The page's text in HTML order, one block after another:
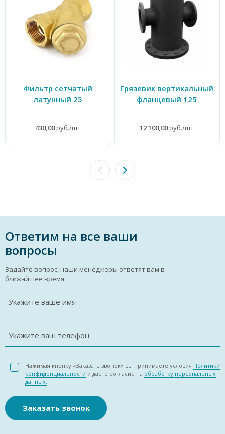
Фильтр сетчатый
латунный 25
430,00руб./шт
Грязевик вертикальный
фланцевый 125
12 100,00руб./шт
Ответим на все ваши
вопросы
Задайте вопрос, наши менеджеры ответят вам в
ближайшее время
Укажите ваше имя
Укажите ваш телефон
Нажимая кнопку «Заказать звонок» вы принимаете условия Политики
конфиденциальности и даете согласие на обработку персональных
данных.
Заказать звонок